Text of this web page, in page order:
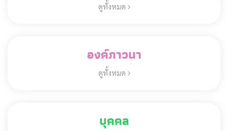
ดูทั้งหมด
องค์ภาวนา
ดูทั้งหมด
บุคคล